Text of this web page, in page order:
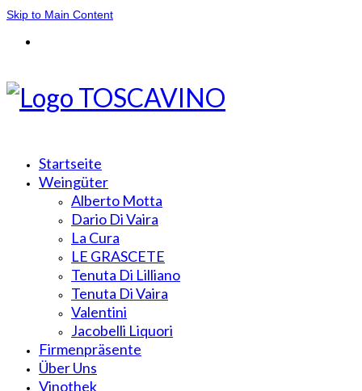
Skip to Main Content
Startseite
Weingüter
Alberto Motta
Dario Di Vaira
La Cura
LE GRASCETE
Tenuta Di Lilliano
Tenuta Di Vaira
Valentini
Jacobelli Liquori
Firmenpräsente
Über Uns
Vinothek